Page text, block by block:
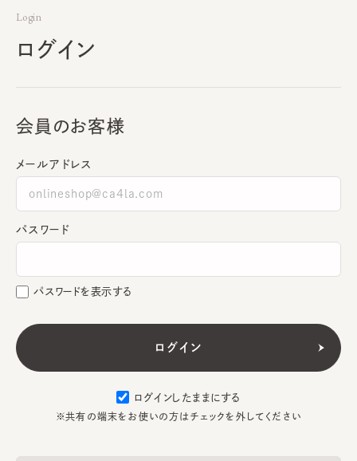
Login
ログイン
会員のお客様
メールアドレス
パスワード
パスワードを表示する
ログインしたままにする
※共有の端末をお使いの方はチェックを外してください